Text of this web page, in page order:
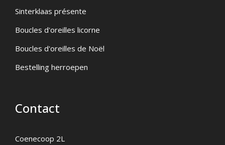
Sinterklaas présente
Boucles d'oreilles licorne
Boucles d'oreilles de Noël
Bestelling herroepen
Contact
Coenecoop 2L